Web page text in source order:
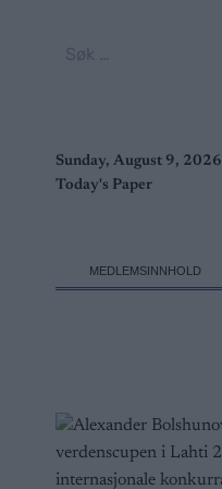
Sunday, August 9, 2026
Today's Paper
MEDLEMSINNHOLD